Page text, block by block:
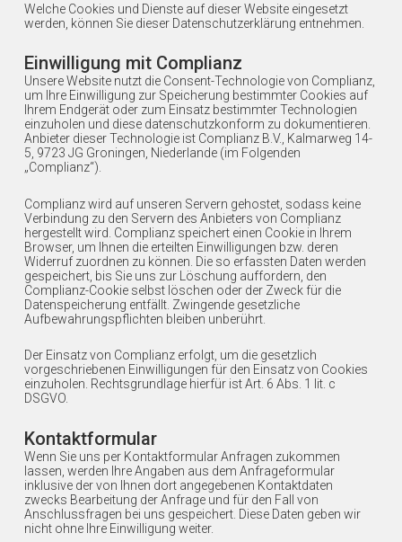
Welche Cookies und Dienste auf dieser Website eingesetzt
werden, können Sie dieser Datenschutzerklärung entnehmen.
Einwilligung mit Complianz
Unsere Website nutzt die Consent-Technologie von Complianz,
um Ihre Einwilligung zur Speicherung bestimmter Cookies auf
Ihrem Endgerät oder zum Einsatz bestimmter Technologien
einzuholen und diese datenschutzkonform zu dokumentieren.
Anbieter dieser Technologie ist Complianz B.V., Kalmarweg 14-
5, 9723 JG Groningen, Niederlande (im Folgenden
„Complianz“).
Complianz wird auf unseren Servern gehostet, sodass keine
Verbindung zu den Servern des Anbieters von Complianz
hergestellt wird. Complianz speichert einen Cookie in Ihrem
Browser, um Ihnen die erteilten Einwilligungen bzw. deren
Widerruf zuordnen zu können. Die so erfassten Daten werden
gespeichert, bis Sie uns zur Löschung auffordern, den
Complianz-Cookie selbst löschen oder der Zweck für die
Datenspeicherung entfällt. Zwingende gesetzliche
Aufbewahrungspflichten bleiben unberührt.
Der Einsatz von Complianz erfolgt, um die gesetzlich
vorgeschriebenen Einwilligungen für den Einsatz von Cookies
einzuholen. Rechtsgrundlage hierfür ist Art. 6 Abs. 1 lit. c
DSGVO.
Kontaktformular
Wenn Sie uns per Kontaktformular Anfragen zukommen
lassen, werden Ihre Angaben aus dem Anfrageformular
inklusive der von Ihnen dort angegebenen Kontaktdaten
zwecks Bearbeitung der Anfrage und für den Fall von
Anschlussfragen bei uns gespeichert. Diese Daten geben wir
nicht ohne Ihre Einwilligung weiter.